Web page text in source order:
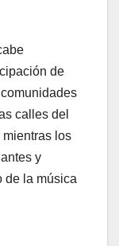
de
calles del
los
y
de la música